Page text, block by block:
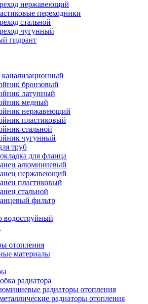
нержавеющий
переходники
стальной
чугунный
гидрант
бронзовый
латунный
медный
нержавеющий
пластиковый
стальной
чугунный
труб
для фланца
алюминиевый
нержавеющий
пластиковый
стальной
фильтр
водоструйный
отопления
материалы
радиатора
радиаторы отопления
радиаторы отопления